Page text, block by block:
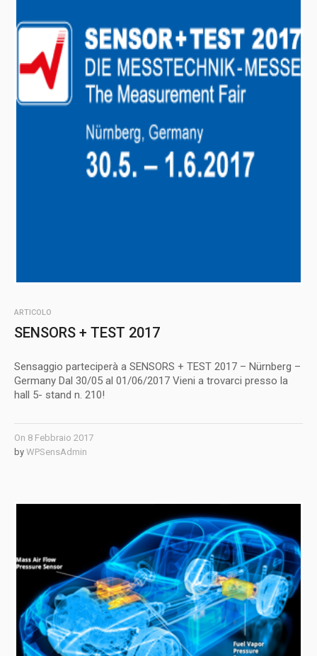
ARTICOLO
SENSORS + TEST 2017
Sensaggio parteciperà a SENSORS + TEST 2017 – Nürnberg –
Germany Dal 30/05 al 01/06/2017 Vieni a trovarci presso la
hall 5- stand n. 210!
On 8 Febbraio 2017
by WPSensAdmin